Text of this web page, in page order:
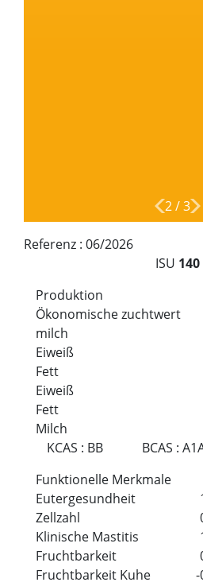
2/3
Referenz : 06/2026
ISU 140
Produktion
Ökonomische zuchtwert
milch
Eiweiß
Fett
Eiweiß
Fett
Milch
KCAS : BB BCAS :
Funktionelle Merkmale
Eutergesundheit
Zellzahl
Klinische Mastitis
Fruchtbarkeit
Fruchtbarkeit Kuhe
-